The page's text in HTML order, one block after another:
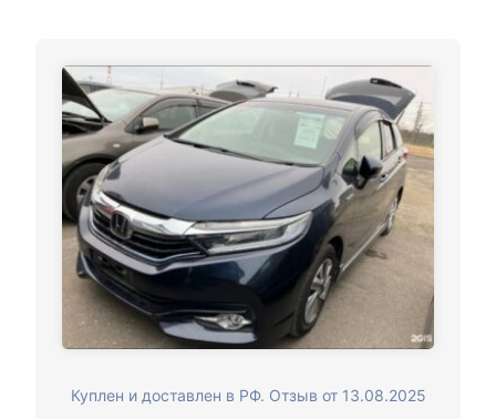
Куплен и доставлен в РФ. Отзыв от 13.08.2025